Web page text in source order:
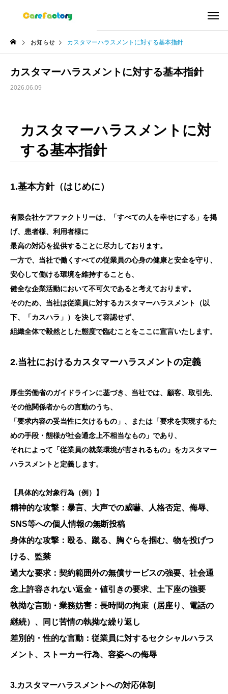
お知らせ カスタマーハラスメントに対する基本指針
カスタマーハラスメントに対する基本指針
2026.06.09
カスタマーハラスメントに対
する基本指針
1.基本方針（はじめに）
有限会社ケアファクトリーは、「すべての人を幸せにする」を掲
げ、患者様、利用者様に
最高の対応を提供することに尽力しております。
一方で、当社で働くすべての従業員の心身の健康と安全を守り、
安心して働ける環境を維持することも、
健全な企業活動において不可欠であると考えております。
そのため、当社は従業員に対するカスタマーハラスメント（以
下、「カスハラ」）を決して容認せず、
組織全体で毅然とした態度で臨むことをここに宣言いたします。
2.当社におけるカスタマーハラスメントの定義
厚生労働省のガイドラインに基づき、当社では、顧客、取引先、
その他関係者からの言動のうち、
「要求内容の妥当性に欠けるもの」、または「要求を実現するた
めの手段・態様が社会通念上不相当なもの」であり、
それによって「従業員の就業環境が害されるもの」をカスタマー
ハラスメントと定義します。
【具体的な対象行為（例）】
精神的な攻撃：暴言、大声での威嚇、人格否定、侮辱、
SNS等への個人情報の無断投稿
身体的な攻撃：殴る、蹴る、胸ぐらを掴む、物を投げつ
ける、監禁
過大な要求：契約範囲外の無償サービスの強要、社会通
念上許容されない返金・値引きの要求、土下座の強要
執拗な言動・業務妨害：長時間の拘束（居座り、電話の
継続）、同じ苦情の執拗な繰り返し
差別的・性的な言動：従業員に対するセクシャルハラス
メント、ストーカー行為、容姿への侮辱
3.カスタマーハラスメントへの対応体制